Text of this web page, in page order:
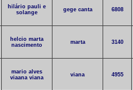
hilário pauli e
solange
gege canta 6808
helcio marta
nascimento
marta 3140
mario alves
viaana viana
viana 4955